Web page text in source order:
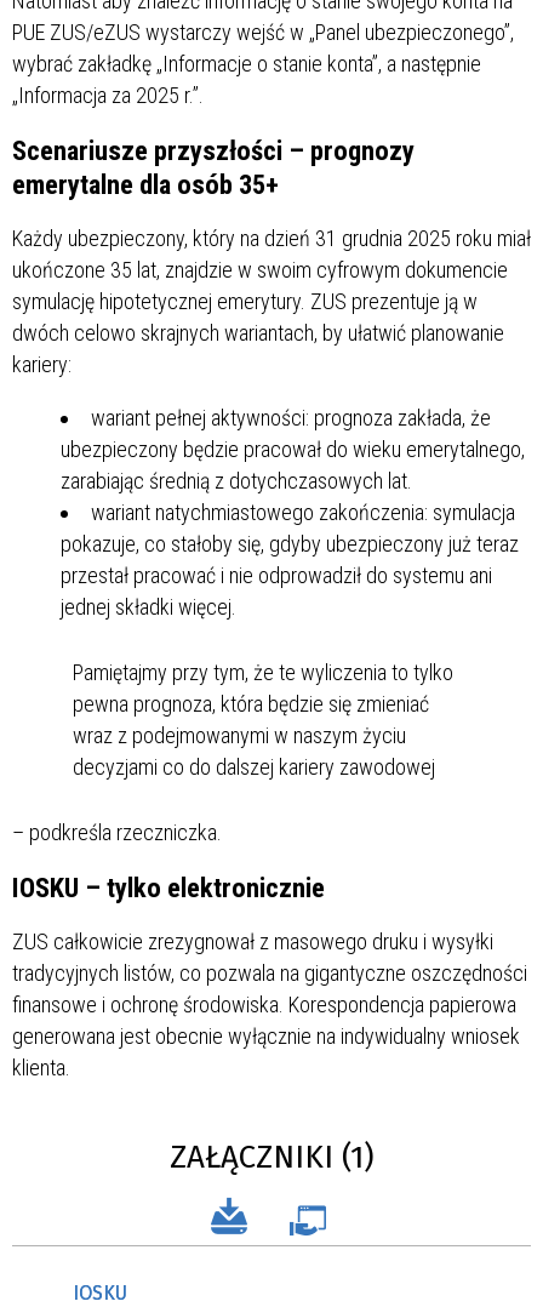
PUE ZUS/eZUS wystarczy wejść w „Panel ubezpieczonego”,
wybrać zakładkę „Informacje o stanie konta”, a następnie
„Informacja za 2025 r.”.
Scenariusze przyszłości – prognozy
emerytalne dla osób 35+
Każdy ubezpieczony, który na dzień 31 grudnia 2025 roku miał
ukończone 35 lat, znajdzie w swoim cyfrowym dokumencie
symulację hipotetycznej emerytury. ZUS prezentuje ją w
dwóch celowo skrajnych wariantach, by ułatwić planowanie
kariery:
wariant pełnej aktywności: prognoza zakłada, że
ubezpieczony będzie pracował do wieku emerytalnego,
zarabiając średnią z dotychczasowych lat.
wariant natychmiastowego zakończenia: symulacja
pokazuje, co stałoby się, gdyby ubezpieczony już teraz
przestał pracować i nie odprowadził do systemu ani
jednej składki więcej.
Pamiętajmy przy tym, że te wyliczenia to tylko
pewna prognoza, która będzie się zmieniać
wraz z podejmowanymi w naszym życiu
decyzjami co do dalszej kariery zawodowej
– podkreśla rzeczniczka.
IOSKU – tylko elektronicznie
ZUS całkowicie zrezygnował z masowego druku i wysyłki
tradycyjnych listów, co pozwala na gigantyczne oszczędności
finansowe i ochronę środowiska. Korespondencja papierowa
generowana jest obecnie wyłącznie na indywidualny wniosek
klienta.
ZAŁĄCZNIKI (1)
IOSKU